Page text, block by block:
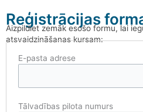
Reģistrācijas
Aizpildiet zemāk esošo formu, lai
atsvaidzināšanas kursam:
E-pasta adrese
Tālvadības pilota numurs